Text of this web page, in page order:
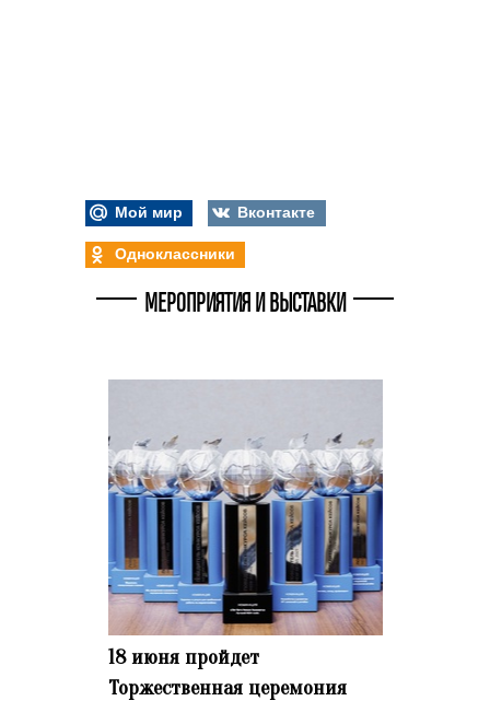
Мой мир
Вконтакте
Одноклассники
МЕРОПРИЯТИЯ И ВЫСТАВКИ
18 июня пройдет
Торжественная церемония